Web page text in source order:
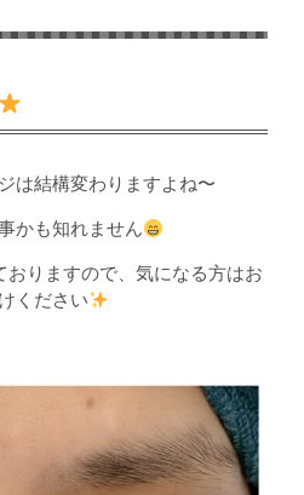
は結構変わりますよね〜
かも知れません
おりますので、気になる方はお
ください